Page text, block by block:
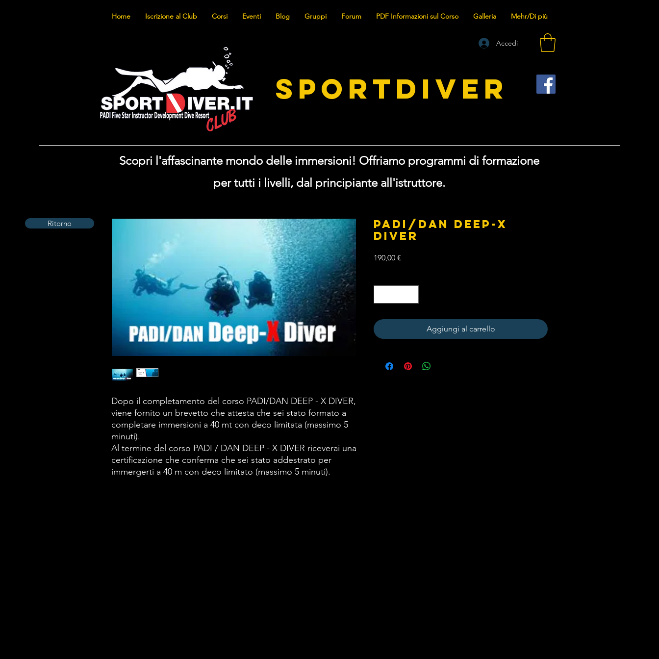
Home Iscrizione al Club Corsi Eventi Blog Gruppi Forum PDF Informazioni sul Corso Galleria Mehr/Di più
SPORTDIVER
Accedi
Scopri l'affascinante mondo delle immersioni! Offriamo programmi di formazione
per tutti i livelli, dal principiante all'istruttore.
Ritorno
Dopo il completamento del corso PADI/DAN DEEP - X DIVER,
viene fornito un brevetto che attesta che sei stato formato a
completare immersioni a 40 mt con deco limitata (massimo 5
minuti).
Al termine del corso PADI / DAN DEEP - X DIVER riceverai una
certificazione che conferma che sei stato addestrato per
immergerti a 40 m con deco limitato (massimo 5 minuti).
PADI/DAN DEEP-X
DIVER
190,00 €
Aggiungi al carrello